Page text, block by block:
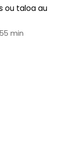
ou taloa au
min